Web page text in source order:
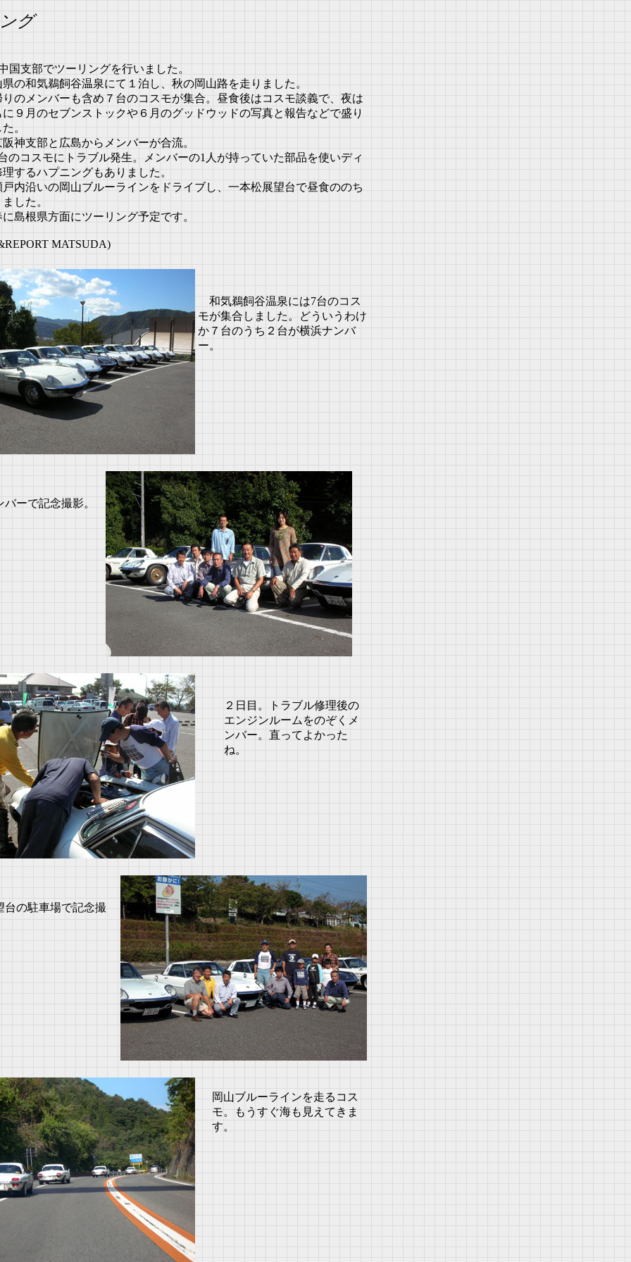
グ
支部でツーリングを行いました。
の和気鵜飼谷温泉にて１泊し、秋の岡山路を走りました。
のメンバーも含め７台のコスモが集合。昼食後はコスモ談義で、夜は
９月のセブンストックや６月のグッドウッドの写真と報告などで盛り
。
神支部と広島からメンバーが合流。
のコスモにトラブル発生。メンバーの1人が持っていた部品を使いディ
するハプニングもありました。
内沿いの岡山ブルーラインをドライブし、一本松展望台で昼食ののち
した。
島根県方面にツーリング予定です。
MATSUDA)
和気鵜飼谷温泉には7台のコス
モが集合しました。どういうわけ
か７台のうち２台が横浜ナンバ
ー。
ーで記念撮影。
２日目。トラブル修理後の
エンジンルームをのぞくメ
ンバー。直ってよかった
ね。
台の駐車場で記念撮
岡山ブルーラインを走るコス
モ。もうすぐ海も見えてきま
す。